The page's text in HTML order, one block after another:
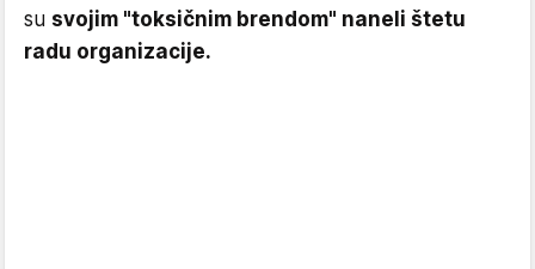
su svojim "toksičnim brendom" naneli štetu
radu organizacije.